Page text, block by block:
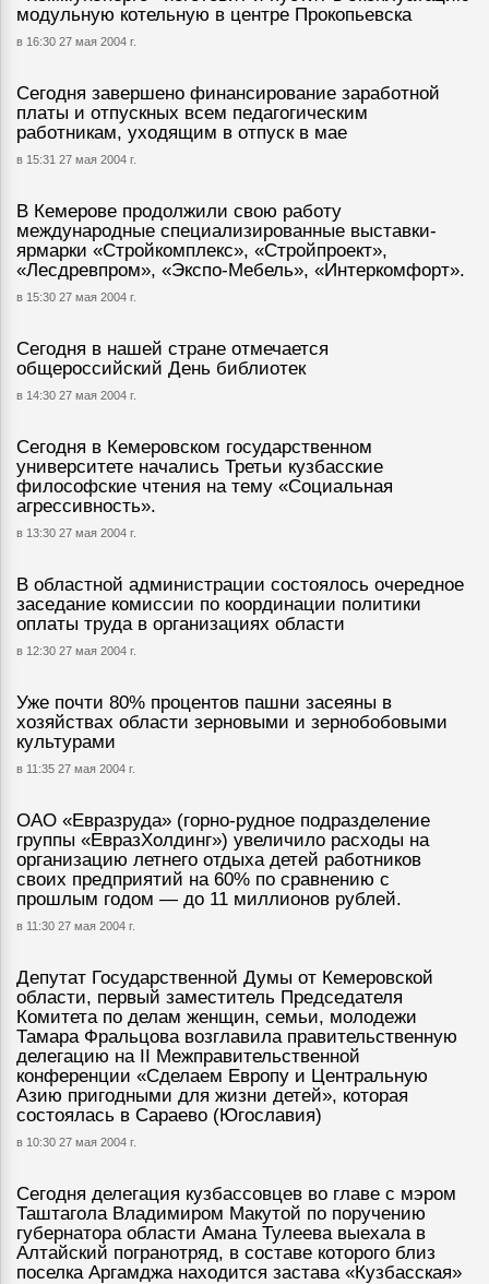
модульную котельную в центре Прокопьевска
в 16:30 27 мая 2004 г.
Сегодня завершено финансирование заработной
платы и отпускных всем педагогическим
работникам, уходящим в отпуск в мае
в 15:31 27 мая 2004 г.
В Кемерове продолжили свою работу
международные специализированные выставки-
ярмарки «Стройкомплекс», «Стройпроект»,
«Лесдревпром», «Экспо-Мебель», «Интеркомфорт».
в 15:30 27 мая 2004 г.
Сегодня в нашей стране отмечается
общероссийский День библиотек
в 14:30 27 мая 2004 г.
Сегодня в Кемеровском государственном
университете начались Третьи кузбасские
философские чтения на тему «Социальная
агрессивность».
в 13:30 27 мая 2004 г.
В областной администрации состоялось очередное
заседание комиссии по координации политики
оплаты труда в организациях области
в 12:30 27 мая 2004 г.
Уже почти 80% процентов пашни засеяны в
хозяйствах области зерновыми и зернобобовыми
культурами
в 11:35 27 мая 2004 г.
ОАО «Евразруда» (горно-рудное подразделение
группы «ЕвразХолдинг») увеличило расходы на
организацию летнего отдыха детей работников
своих предприятий на 60% по сравнению с
прошлым годом — до 11 миллионов рублей.
в 11:30 27 мая 2004 г.
Депутат Государственной Думы от Кемеровской
области, первый заместитель Председателя
Комитета по делам женщин, семьи, молодежи
Тамара Фральцова возглавила правительственную
делегацию на II Межправительственной
конференции «Сделаем Европу и Центральную
Азию пригодными для жизни детей», которая
состоялась в Сараево (Югославия)
в 10:30 27 мая 2004 г.
Сегодня делегация кузбассовцев во главе с мэром
Таштагола Владимиром Макутой по поручению
губернатора области Амана Тулеева выехала в
Алтайский погранотряд, в составе которого близ
поселка Аргамджа находится застава «Кузбасская»